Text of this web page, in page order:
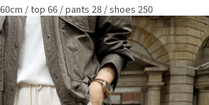
/ top 66 / pants 28 / shoes 250